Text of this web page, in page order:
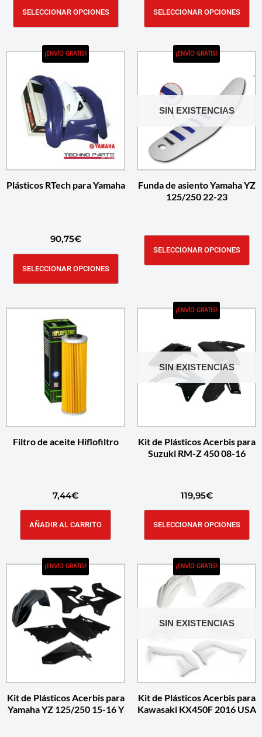
SELECCIONAR OPCIONES SELECCIONAR OPCIONES
¡ENVÍO GRATIS!
Plásticos RTech para Yamaha
90,75€
SELECCIONAR OPCIONES
SIN EXISTENCIAS
¡ENVÍO GRATIS!
Funda de asiento Yamaha YZ
125/250 22-23
SELECCIONAR OPCIONES
Filtro de aceite Hiflofiltro
7,44€
AÑADIR AL CARRITO
SIN EXISTENCIAS
¡ENVÍO GRATIS!
Kit de Plásticos Acerbis para
Suzuki RM-Z 450 08-16
119,95€
SELECCIONAR OPCIONES
¡ENVÍO GRATIS!
Kit de Plásticos Acerbis para
Yamaha YZ 125/250 15-16 Y
SIN EXISTENCIAS
¡ENVÍO GRATIS!
Kit de Plásticos Acerbis para
Kawasaki KX450F 2016 USA